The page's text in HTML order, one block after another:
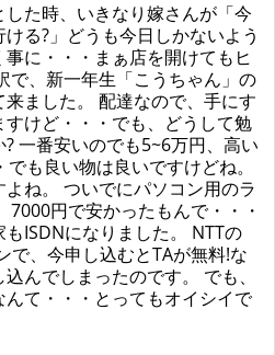
た時、いきなり嫁さんが「今
る?」どうも今日しかないよう
に・・・まぁ店を開けてもヒ
で、新一年生「こうちゃん」の
ました。 配達なので、手にす
けど・・・でも、どうして勉
一番安いのでも5~6万円、高い
も良い物は良いですけどね。
ね。 ついでにパソコン用のラ
7000円で安かったもんで・・・
ISDNになりました。 NTTの
で、今申し込むとTAが無料!な
んでしまったのです。 でも、
て・・・とってもオイシイで